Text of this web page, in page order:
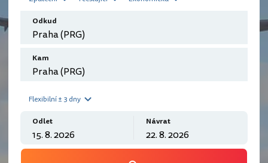
Odkud
Kam
Flexibilní ± 3 dny
Odlet Návrat